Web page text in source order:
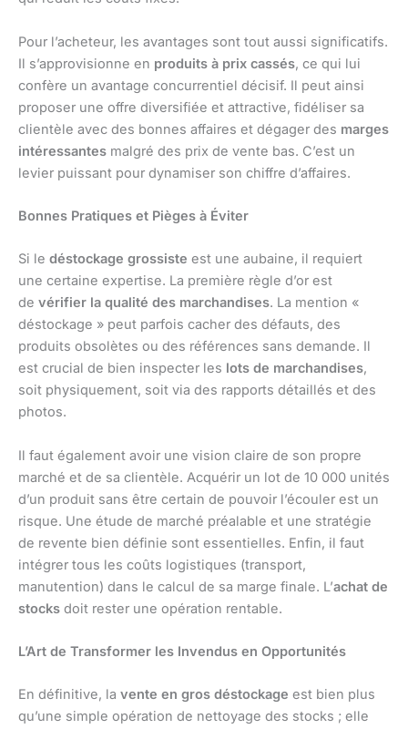
Pour l’acheteur, les avantages sont tout aussi significatifs.
Il s’approvisionne en produits à prix cassés, ce qui lui
confère un avantage concurrentiel décisif. Il peut ainsi
proposer une offre diversifiée et attractive, fidéliser sa
clientèle avec des bonnes affaires et dégager des marges
intéressantes malgré des prix de vente bas. C’est un
levier puissant pour dynamiser son chiffre d’affaires.
Bonnes Pratiques et Pièges à Éviter
Si le déstockage grossiste est une aubaine, il requiert
une certaine expertise. La première règle d’or est
de vérifier la qualité des marchandises. La mention «
déstockage » peut parfois cacher des défauts, des
produits obsolètes ou des références sans demande. Il
est crucial de bien inspecter les lots de marchandises,
soit physiquement, soit via des rapports détaillés et des
photos.
Il faut également avoir une vision claire de son propre
marché et de sa clientèle. Acquérir un lot de 10 000 unités
d’un produit sans être certain de pouvoir l’écouler est un
risque. Une étude de marché préalable et une stratégie
de revente bien définie sont essentielles. Enfin, il faut
intégrer tous les coûts logistiques (transport,
manutention) dans le calcul de sa marge finale. L’achat de
stocks doit rester une opération rentable.
L’Art de Transformer les Invendus en Opportunités
En définitive, la vente en gros déstockage est bien plus
qu’une simple opération de nettoyage des stocks ; elle